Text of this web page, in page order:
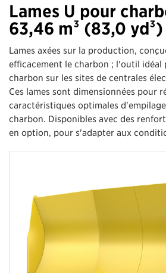
Lames U pour
63,46 m³ (83,0 yd³)
Lames axées sur la production,
efficacement le charbon ; l'outil
charbon sur les sites de centrales
Ces lames sont dimensionnées pour
caractéristiques optimales
charbon. Disponibles avec des
en option, pour s'adapter aux